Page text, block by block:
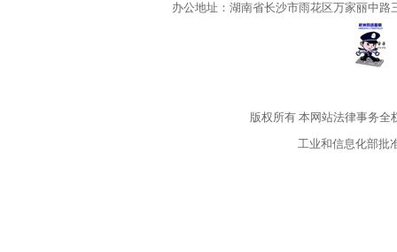
办公地址：湖南省长沙市雨花区万家丽中
版权所有本网站法律事务全
工业和信息化部批